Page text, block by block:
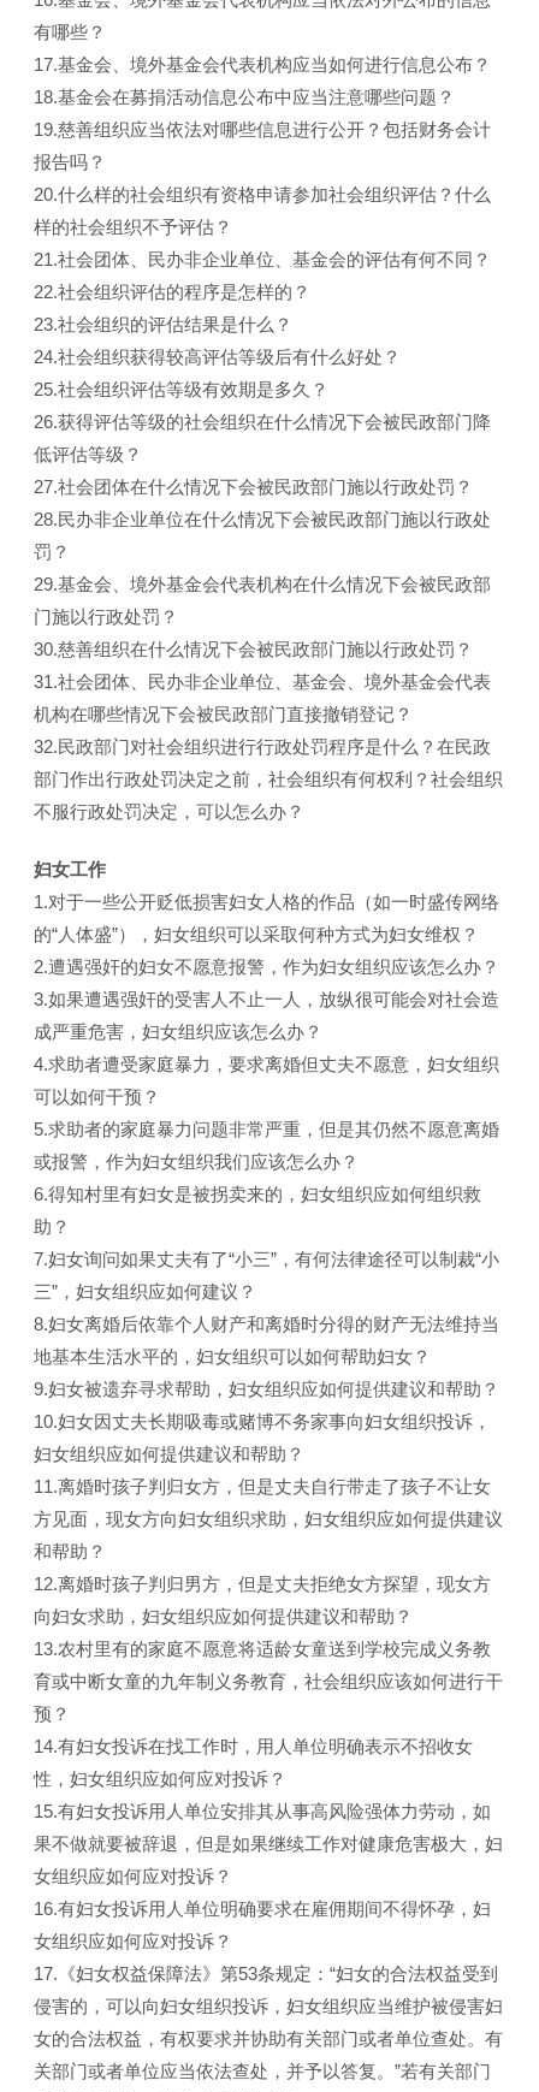
有哪些？
17.基金会、境外基金会代表机构应当如何进行信息公布？
18.基金会在募捐活动信息公布中应当注意哪些问题？
19.慈善组织应当依法对哪些信息进行公开？包括财务会计
报告吗？
20.什么样的社会组织有资格申请参加社会组织评估？什么
样的社会组织不予评估？
21.社会团体、民办非企业单位、基金会的评估有何不同？
22.社会组织评估的程序是怎样的？
23.社会组织的评估结果是什么？
24.社会组织获得较高评估等级后有什么好处？
25.社会组织评估等级有效期是多久？
26.获得评估等级的社会组织在什么情况下会被民政部门降
低评估等级？
27.社会团体在什么情况下会被民政部门施以行政处罚？
28.民办非企业单位在什么情况下会被民政部门施以行政处
罚？
29.基金会、境外基金会代表机构在什么情况下会被民政部
门施以行政处罚？
30.慈善组织在什么情况下会被民政部门施以行政处罚？
31.社会团体、民办非企业单位、基金会、境外基金会代表
机构在哪些情况下会被民政部门直接撤销登记？
32.民政部门对社会组织进行行政处罚程序是什么？在民政
部门作出行政处罚决定之前，社会组织有何权利？社会组织
不服行政处罚决定，可以怎么办？
妇女工作
1.对于一些公开贬低损害妇女人格的作品（如一时盛传网络
的“人体盛”），妇女组织可以采取何种方式为妇女维权？
2.遭遇强奸的妇女不愿意报警，作为妇女组织应该怎么办？
3.如果遭遇强奸的受害人不止一人，放纵很可能会对社会造
成严重危害，妇女组织应该怎么办？
4.求助者遭受家庭暴力，要求离婚但丈夫不愿意，妇女组织
可以如何干预？
5.求助者的家庭暴力问题非常严重，但是其仍然不愿意离婚
或报警，作为妇女组织我们应该怎么办？
6.得知村里有妇女是被拐卖来的，妇女组织应如何组织救
助？
7.妇女询问如果丈夫有了“小三”，有何法律途径可以制裁“小
三”，妇女组织应如何建议？
8.妇女离婚后依靠个人财产和离婚时分得的财产无法维持当
地基本生活水平的，妇女组织可以如何帮助妇女？
9.妇女被遗弃寻求帮助，妇女组织应如何提供建议和帮助？
10.妇女因丈夫长期吸毒或赌博不务家事向妇女组织投诉，
妇女组织应如何提供建议和帮助？
11.离婚时孩子判归女方，但是丈夫自行带走了孩子不让女
方见面，现女方向妇女组织求助，妇女组织应如何提供建议
和帮助？
12.离婚时孩子判归男方，但是丈夫拒绝女方探望，现女方
向妇女求助，妇女组织应如何提供建议和帮助？
13.农村里有的家庭不愿意将适龄女童送到学校完成义务教
育或中断女童的九年制义务教育，社会组织应该如何进行干
预？
14.有妇女投诉在找工作时，用人单位明确表示不招收女
性，妇女组织应如何应对投诉？
15.有妇女投诉用人单位安排其从事高风险强体力劳动，如
果不做就要被辞退，但是如果继续工作对健康危害极大，妇
女组织应如何应对投诉？
16.有妇女投诉用人单位明确要求在雇佣期间不得怀孕，妇
女组织应如何应对投诉？
17.《妇女权益保障法》第53条规定：“妇女的合法权益受到
侵害的，可以向妇女组织投诉，妇女组织应当维护被侵害妇
女的合法权益，有权要求并协助有关部门或者单位查处。有
关部门或者单位应当依法查处，并予以答复。”若有关部门